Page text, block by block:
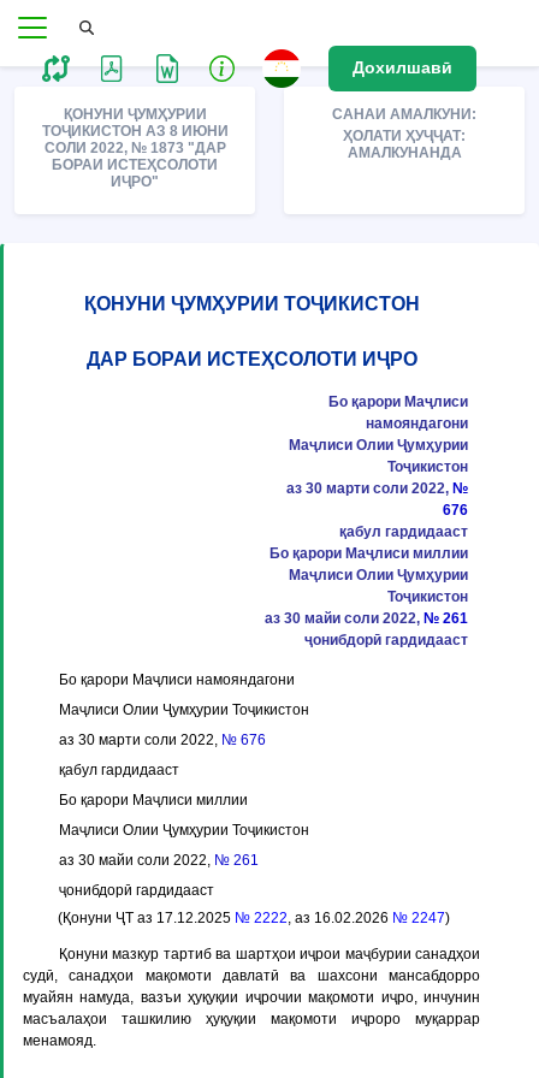
Дохилшавӣ
ҚОНУНИ ҶУМҲУРИИ
ТОҶИКИСТОН АЗ 8 ИЮНИ
СОЛИ 2022, № 1873 "ДАР
БОРАИ ИСТЕҲСОЛОТИ
ИҶРО"
САНАИ АМАЛКУНИ:
ҲОЛАТИ ҲУҶҶАТ:
АМАЛКУНАНДА
ҚОНУНИ ҶУМҲУРИИ ТОҶИКИСТОН
ДАР БОРАИ ИСТЕҲСОЛОТИ ИҶРО
Бо қарори Маҷлиси
намояндагони
Маҷлиси Олии Ҷумҳурии
Тоҷикистон
аз 30 марти соли 2022, №
676
қабул гардидааст
Бо қарори Маҷлиси миллии
Маҷлиси Олии Ҷумҳурии
Тоҷикистон
аз 30 майи соли 2022, № 261
ҷонибдорӣ гардидааст
Бо қарори Маҷлиси намояндагони
Маҷлиси Олии Ҷумҳурии Тоҷикистон
аз 30 марти соли 2022, № 676
қабул гардидааст
Бо қарори Маҷлиси миллии
Маҷлиси Олии Ҷумҳурии Тоҷикистон
аз 30 майи соли 2022, № 261
ҷонибдорӣ гардидааст
(Қонуни ҶТ аз 17.12.2025 № 2222, аз 16.02.2026 № 2247)
Қонуни мазкур тартиб ва шартҳои иҷрои маҷбурии санадҳои
судӣ, санадҳои мақомоти давлатӣ ва шахсони мансабдорро
муайян намуда, вазъи ҳуқуқии иҷрочии мақомоти иҷро, инчунин
масъалаҳои ташкилию ҳуқуқии мақомоти иҷроро муқаррар
менамояд.